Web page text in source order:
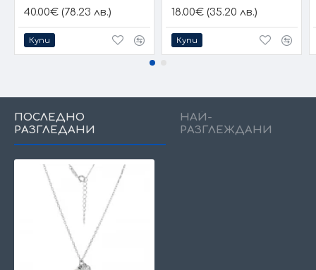
40.00€ (78.23 лв.)
Купи
18.00€ (35.20 лв.)
Купи
ПОСЛЕДНО
РАЗГЛЕДАНИ
НАЙ-
РАЗГЛЕЖДАНИ